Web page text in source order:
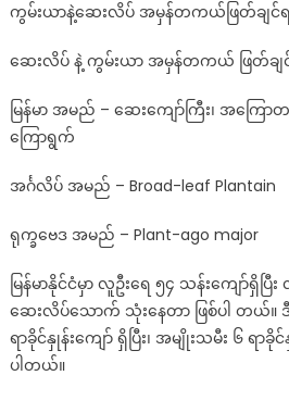
ကွမ်းယာနဲ့ဆေးလိပ် အမှန်တကယ်ဖြတ်ချင်
ဆေးလိပ် နဲ့ ကွမ်းယာ အမှန်တကယ် ဖြတ်ချ
မြန်မာ အမည် – ဆေးကျော်ကြီး၊ အကြ
ကြောရွက်
အင်္ဂလိပ် အမည် – Broad-leaf Plantain
ရုက္ခဗေဒ အမည် – Plant-ago major
မြန်မာနိုင်ငံမှာ လူဦးရေ ၅၄ သန်းကျော်ရှိပ
ဆေးလိပ်သောက် သုံးနေတာ ဖြစ်ပါ တယ်။
ရာခိုင်နှုန်းကျော် ရှိပြီး၊ အမျိုးသမီး ၆ ရာ
ပါတယ်။